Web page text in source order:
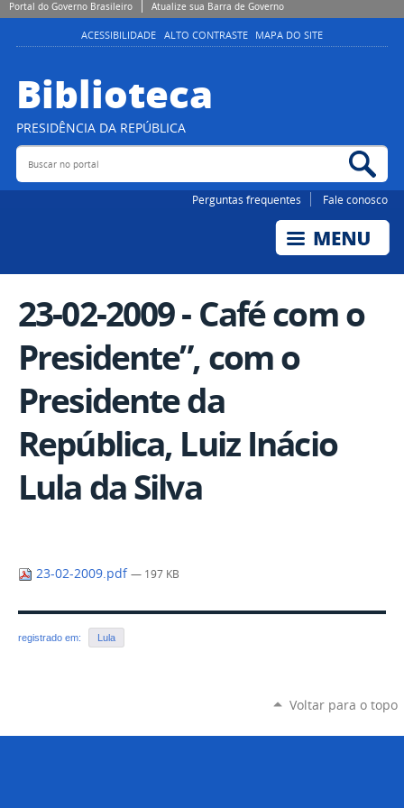
Portal do Governo Brasileiro Atualize sua Barra de Governo
ACESSIBILIDADE ALTO CONTRASTE MAPA DO SITE
Biblioteca
PRESIDÊNCIA DA REPÚBLICA
Buscar no portal
Perguntas frequentes Fale conosco
23-02-2009 - Café com o
Presidente”, com o
Presidente da
República, Luiz Inácio
Lula da Silva
23-02-2009.pdf — 197 KB
registrado em: Lula
Voltar para o topo